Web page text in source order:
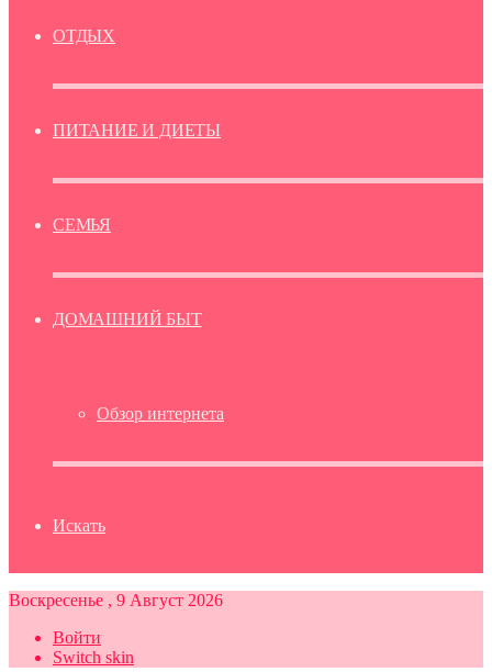
ОТДЫХ
ПИТАНИЕ И ДИЕТЫ
СЕМЬЯ
ДОМАШНИЙ БЫТ
Обзор интернета
Искать
Воскресенье , 9 Август 2026
Войти
Switch skin